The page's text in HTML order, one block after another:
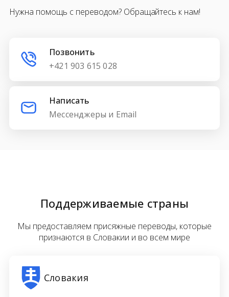
Нужна помощь с переводом? Обращайтесь к нам!
Позвонить
+421 903 615 028
Написать
Мессенджеры и Email
Поддерживаемые страны
Мы предоставляем присяжные переводы, которые
признаются в Словакии и во всем мире
Словакия